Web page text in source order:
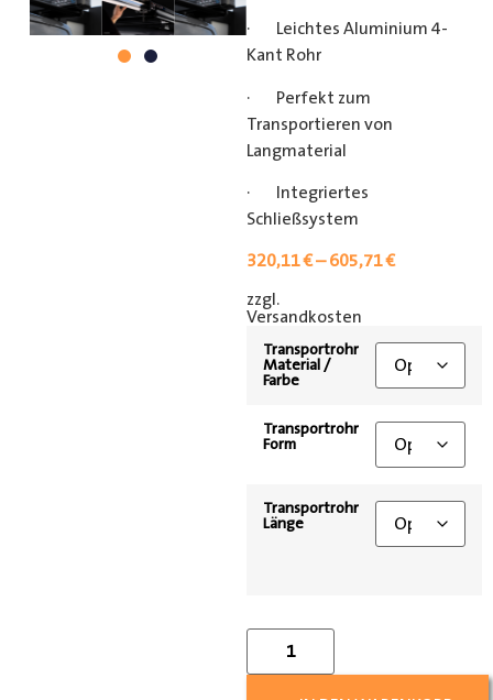
· Leichtes Aluminium 4-
Kant Rohr
· Perfekt zum
Transportieren von
Langmaterial
· Integriertes
Schließsystem
320,11€–605,71€
zzgl.
Versandkosten
Transportrohr
Material /
Farbe
Transportrohr
Form
Transportrohr
Länge